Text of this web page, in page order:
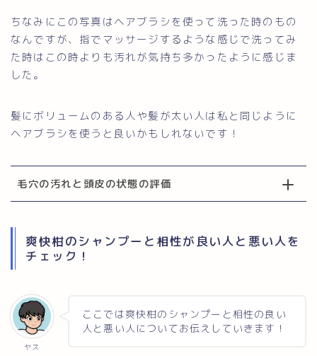
ちなみにこの写真はヘアブラシを使って洗った時のもの
なんですが、指でマッサージするような感じで洗ってみ
た時はこの時よりも汚れが気持ち多かったように感じま
した。
髪にボリュームのある人や髪が太い人は私と同じように
ヘアブラシを使うと良いかもしれないです！
毛穴の汚れと頭皮の状態の評価
爽快柑のシャンプーと相性が良い人と悪い人を
チェック！
ヤス
ここでは爽快柑のシャンプーと相性の良い
人と悪い人についてお伝えしていきます！